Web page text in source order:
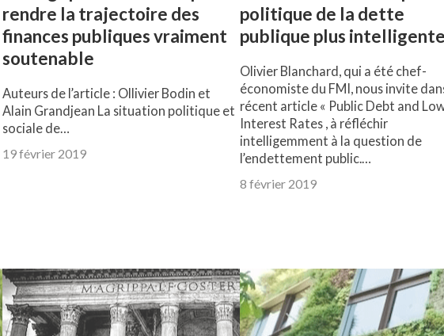
rendre la trajectoire des
finances publiques vraiment
soutenable
Auteurs de l’article : Ollivier Bodin et
Alain Grandjean La situation politique et
sociale de…
19 février 2019
politique de la dette
publique plus intelligente
Olivier Blanchard, qui a été chef-
économiste du FMI, nous invite
récent article « Public Debt and
Interest Rates , à réfléchir
intelligemment à la question de
l’endettement public.…
8 février 2019